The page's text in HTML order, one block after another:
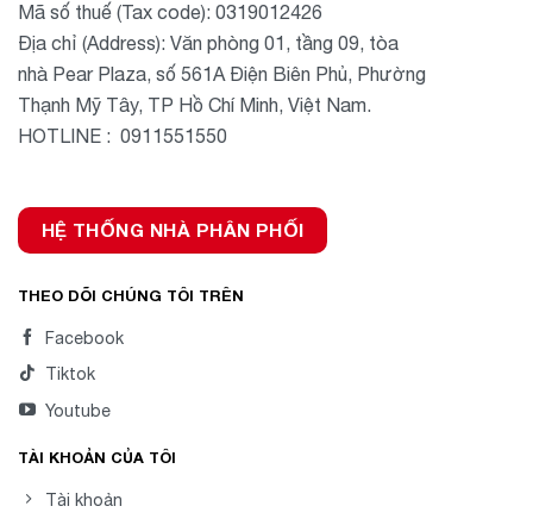
Mã số thuế (Tax code): 0319012426
Địa chỉ (Address): Văn phòng 01, tầng 09, tòa
nhà Pear Plaza, số 561A Điện Biên Phủ, Phường
Thạnh Mỹ Tây, TP Hồ Chí Minh, Việt Nam.
HOTLINE : 0911551550
HỆ THỐNG NHÀ PHÂN PHỐI
THEO DÕI CHÚNG TÔI TRÊN
Facebook
Tiktok
Youtube
TÀI KHOẢN CỦA TÔI
Tài khoản